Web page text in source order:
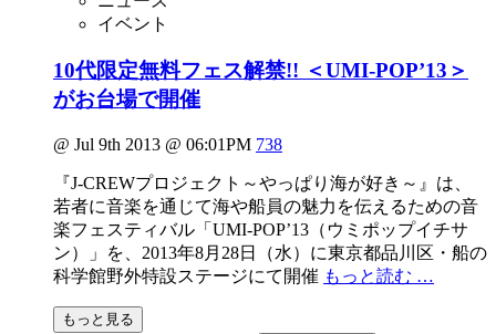
イベント
10代限定無料フェス解禁!! ＜UMI-POP’13＞
がお台場で開催
@ Jul 9th 2013 @ 06:01PM 738
『J-CREWプロジェクト～やっぱり海が好き～』は、
若者に音楽を通じて海や船員の魅力を伝えるための音
楽フェスティバル「UMI-POP’13（ウミポップイチサ
ン）」を、2013年8月28日（水）に東京都品川区・船の
科学館野外特設ステージにて開催 もっと読む …
もっと見る